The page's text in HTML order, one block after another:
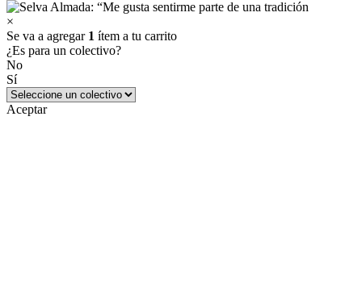
×
Se va a agregar 1 ítem a tu carrito
¿Es para un colectivo?
No
Sí
Aceptar